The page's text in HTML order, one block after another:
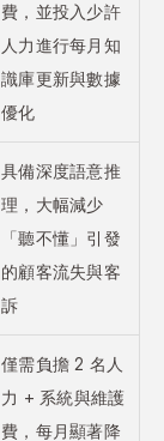
費，並投入少許
人力進行每月知
識庫更新與數據
優化
具備深度語意推
理，大幅減少
「聽不懂」引發
的顧客流失與客
訴
僅需負擔 2 名人
力 + 系統與維護
費，每月顯著降